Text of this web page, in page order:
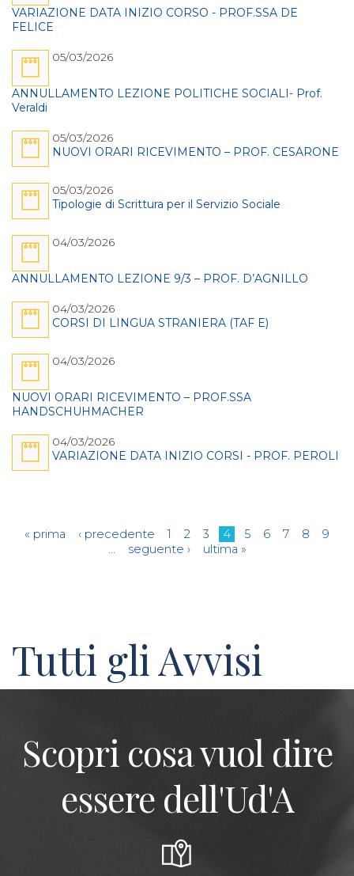
VARIAZIONE DATA INIZIO CORSO - PROF.SSA DE
FELICE
05/03/2026
ANNULLAMENTO LEZIONE POLITICHE SOCIALI- Prof.
Veraldi
05/03/2026
NUOVI ORARI RICEVIMENTO – PROF. CESARONE
05/03/2026
Tipologie di Scrittura per il Servizio Sociale
04/03/2026
ANNULLAMENTO LEZIONE 9/3 – PROF. D’AGNILLO
04/03/2026
CORSI DI LINGUA STRANIERA (TAF E)
04/03/2026
NUOVI ORARI RICEVIMENTO – PROF.SSA
HANDSCHUHMACHER
04/03/2026
VARIAZIONE DATA INIZIO CORSI - PROF. PEROLI
« prima ‹ precedente 1 2 3 4 5 6 7 8
9
…
seguente › ultima »
Tutti gli Avvisi
Scopri cosa vuol dire
essere dell'Ud'A